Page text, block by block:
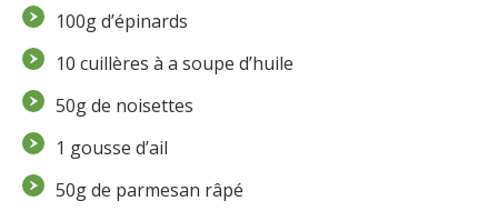
100g d’épinards
10 cuillères à a soupe d’huile
50g de noisettes
1 gousse d’ail
50g de parmesan râpé